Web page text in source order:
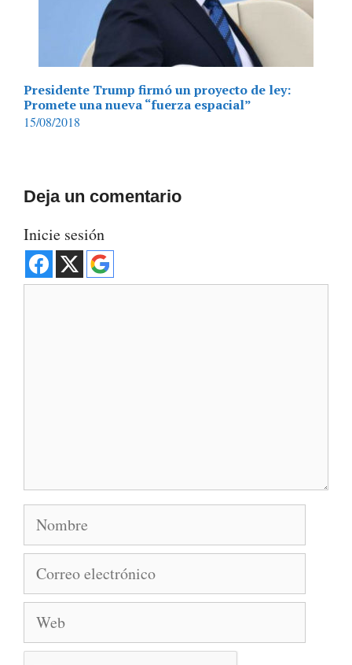
Presidente Trump firmó un proyecto de ley:
Promete una nueva “fuerza espacial”
15/08/2018
Deja un comentario
Inicie sesión
Nombre
Correo
Web